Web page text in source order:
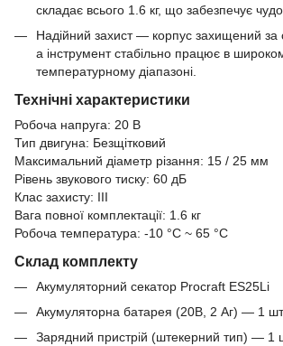
складає всього 1.6 кг, що забезпечує
Надійний захист — корпус захищений за
а інструмент стабільно працює в
температурному діапазоні.
Технічні характеристики
Робоча напруга: 20 В
Тип двигуна: Безщітковий
Максимальний діаметр різання: 15 / 25 мм
Рівень звукового тиску: 60 дБ
Клас захисту: III
Вага повної комплектації: 1.6 кг
Робоча температура: -10 °C ~ 65 °C
Склад комплекту
Акумуляторний секатор Procraft ES25Li
Акумуляторна батарея (20В, 2 Аг) — 1 шт
Зарядний пристрій (штекерний тип) — 1